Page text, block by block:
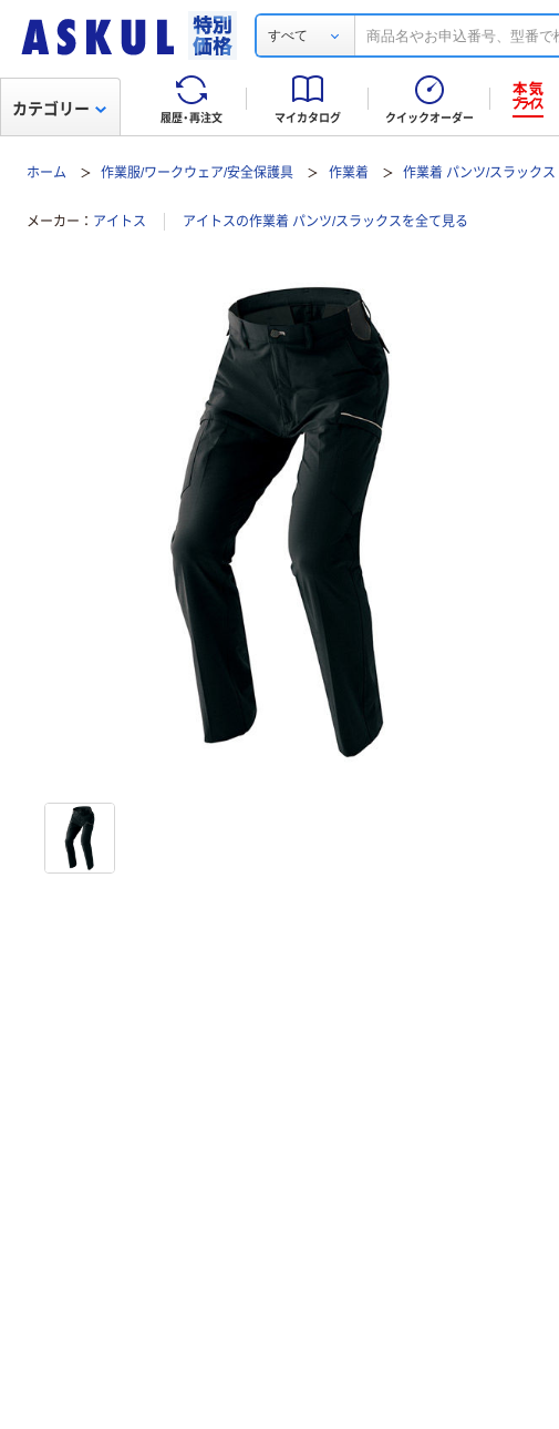
すべて
履歴・再注文 マイカタログ クイックオーダー
カテゴリー
ホーム 作業服/ワークウェア/安全保護具 作業着 作業着 パンツ/スラックス
メーカー アイトス アイトスの作業着 パンツ/スラックスを全て見る